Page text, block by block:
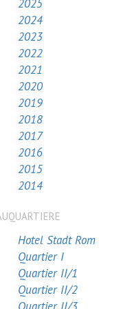
2025
2024
2023
2022
2021
2020
2019
2018
2017
2016
2015
2014
Hotel Stadt Rom
Quartier I
Quartier II/1
Quartier II/2